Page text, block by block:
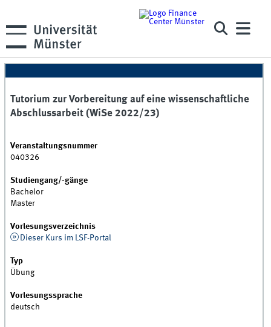
Tutorium zur Vorbereitung auf eine wissenschaftliche
Abschlussarbeit (WiSe 2022/23)
Veranstaltungsnummer
040326
Studiengang/-gänge
Bachelor
Master
Vorlesungsverzeichnis
Dieser Kurs im LSF-Portal
Typ
Übung
Vorlesungssprache
deutsch